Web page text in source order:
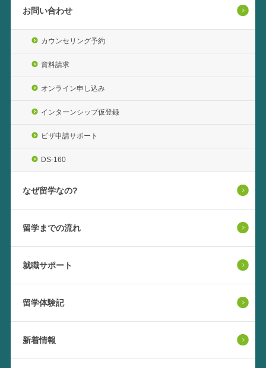
お問い合わせ
カウンセリング予約
資料請求
オンライン申し込み
インターンシップ仮登録
ビザ申請サポート
DS-160
なぜ留学なの?
留学までの流れ
就職サポート
留学体験記
新着情報